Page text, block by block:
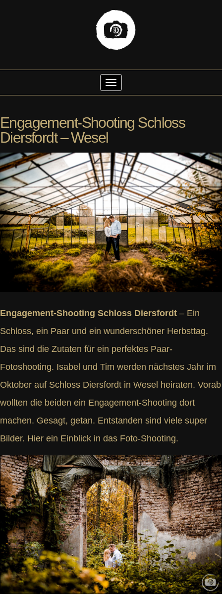
content
Toggle Navigation
Engagement-Shooting Schloss
Diersfordt – Wesel
Engagement-Shooting Schloss Diersfordt – Ein
Schloss, ein Paar und ein wunderschöner Herbsttag.
Das sind die Zutaten für ein perfektes Paar-
Fotoshooting. Isabel und Tim werden nächstes Jahr im
Oktober auf Schloss Diersfordt in Wesel heiraten. Vorab
wollten die beiden ein Engagement-Shooting dort
machen. Gesagt, getan. Entstanden sind viele super
Bilder. Hier ein Einblick in das Foto-Shooting.